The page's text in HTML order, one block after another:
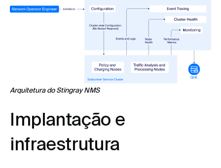
Arquitetura do Stingray NMS
Implantação e
infraestrutura